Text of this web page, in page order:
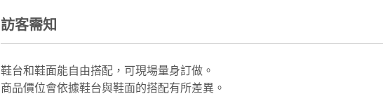
訪客需知
鞋台和鞋面能自由搭配，可現場量身訂做。
商品價位會依據鞋台與鞋面的搭配有所差異。